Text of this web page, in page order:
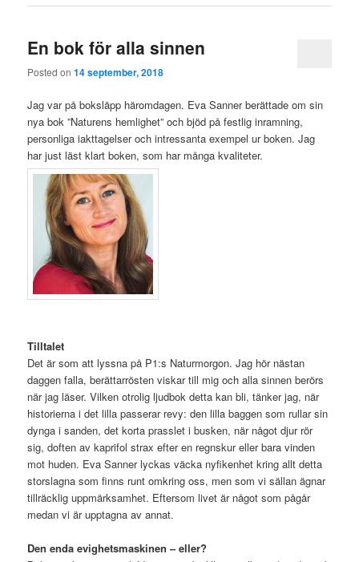
En bok för alla sinnen
Posted on14 september, 2018
Jag var på boksläpp häromdagen. Eva Sanner berättade om sin
nya bok ”Naturens hemlighet” och bjöd på festlig inramning,
personliga iakttagelser och intressanta exempel ur boken. Jag
har just läst klart boken, som har många kvaliteter.
Tilltalet
Det är som att lyssna på P1:s Naturmorgon. Jag hör nästan
daggen falla, berättarrösten viskar till mig och alla sinnen berörs
när jag läser. Vilken otrolig ljudbok detta kan bli, tänker jag, när
historierna i det lilla passerar revy: den lilla baggen som rullar sin
dynga i sanden, det korta prasslet i busken, när något djur rör
sig, doften av kaprifol strax efter en regnskur eller bara vinden
mot huden. Eva Sanner lyckas väcka nyfikenhet kring allt detta
storslagna som finns runt omkring oss, men som vi sällan ägnar
tillräcklig uppmärksamhet. Eftersom livet är något som pågår
medan vi är upptagna av annat.
Den enda evighetsmaskinen – eller?